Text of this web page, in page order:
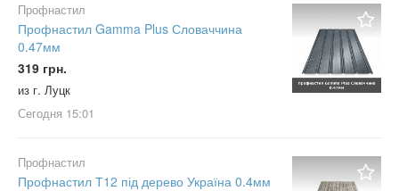
Профнастил
Профнастил Gamma Plus Словаччина
0.47мм
319 грн.
из г. Луцк
Сегодня 15:01
Профнастил
Профнастил Т12 під дерево Україна 0.4мм